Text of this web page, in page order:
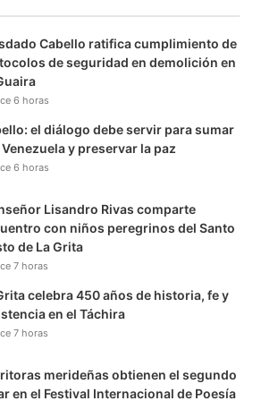
b
e
g
r
m
r
a
k
Cabello ratifica cumplimiento de
de seguridad en demolición en
6 horas
el diálogo debe servir para sumar
y preservar la paz
6 horas
Lisandro Rivas comparte
con niños peregrinos del Santo
de La Grita
7 horas
celebra 450 años de historia, fe y
en el Táchira
7 horas
merideñas obtienen el segundo
en el Festival Internacional de Poesía